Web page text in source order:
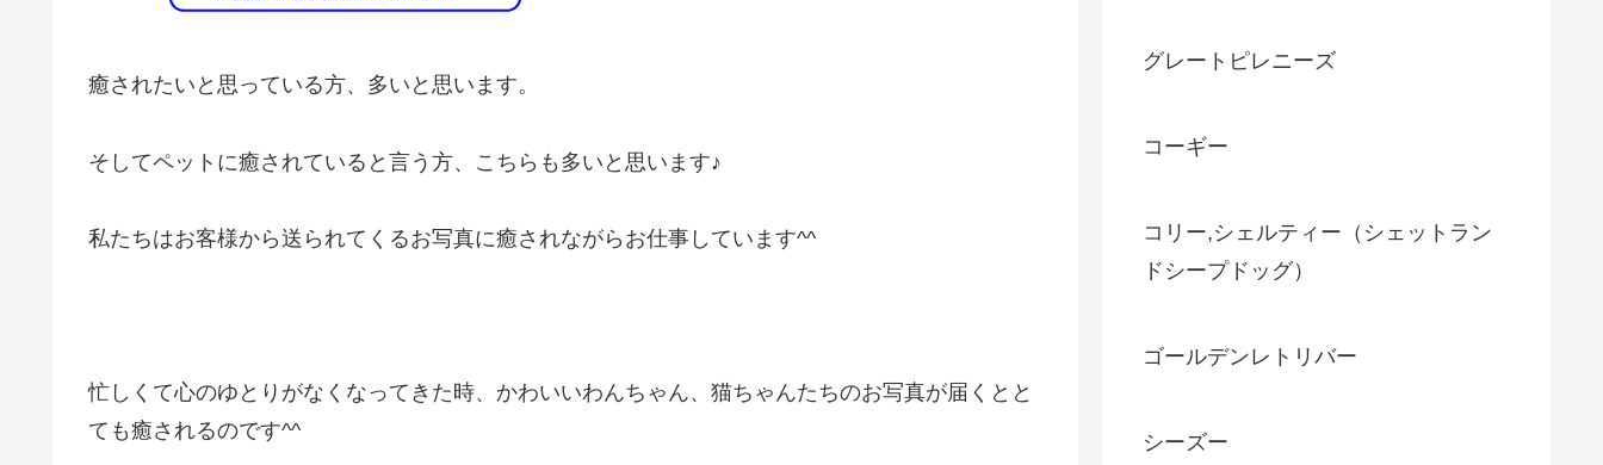
癒されたいと思っている方、多いと思います。
そしてペットに癒されていると言う方、こちらも多いと思います♪
私たちはお客様から送られてくるお写真に癒されながらお仕事しています^^
忙しくて心のゆとりがなくなってきた時、かわいいわんちゃん、猫ちゃんたちのお写真が届くとと
ても癒されるのです^^
グレートピレニーズ
コーギー
コリー,シェルティー（シェットラン
ドシープドッグ）
ゴールデンレトリバー
シーズー